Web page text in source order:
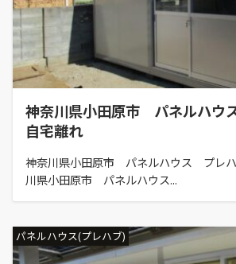
神奈川県小田原市 パネルハ
自宅離れ
神奈川県小田原市 パネルハウス プレ
川県小田原市 パネルハウス...
パネルハウス(プレハブ)